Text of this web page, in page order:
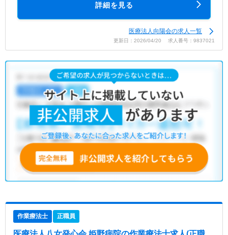
詳細を見る
医療法人向陽会の求人一覧
更新日：2026/04/20 求人番号：9837021
作業療法士 正職員